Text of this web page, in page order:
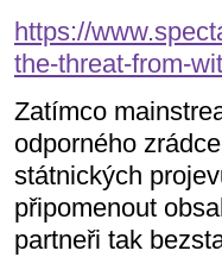
https://
the-threat-from-
Zatímco
odporného
státnických
připomenout
partneři tak